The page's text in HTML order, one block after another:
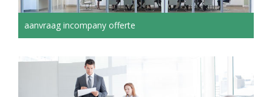
aanvraag incompany offerte